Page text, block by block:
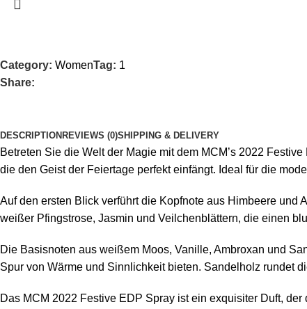
Category: WomenTag: 1
Share:
DESCRIPTION REVIEWS (0)SHIPPING & DELIVERY
Betreten Sie die Welt der Magie mit dem MCM’s 2022
die den Geist der Feiertage perfekt einfängt. Ideal für die
Auf den ersten Blick verführt die Kopfnote aus Himbeere
weißer Pfingstrose, Jasmin und Veilchenblättern, die einen
Die Basisnoten aus weißem Moos, Vanille, Ambroxan und
Spur von Wärme und Sinnlichkeit bieten. Sandelholz rundet
Das MCM 2022 Festive EDP Spray ist ein exquisiter Duft,